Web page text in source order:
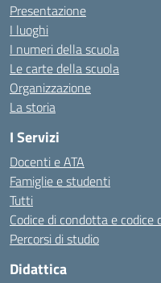
Presentazione
I luoghi
I numeri della scuola
Le carte della scuola
Organizzazione
La storia
I Servizi
Docenti e ATA
Famiglie e studenti
Tutti
Codice di condotta e
Percorsi di studio
Didattica